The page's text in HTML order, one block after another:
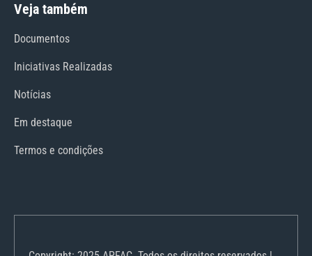
Veja também
Documentos
Iniciativas Realizadas
Notícias
Em destaque
Termos e condições